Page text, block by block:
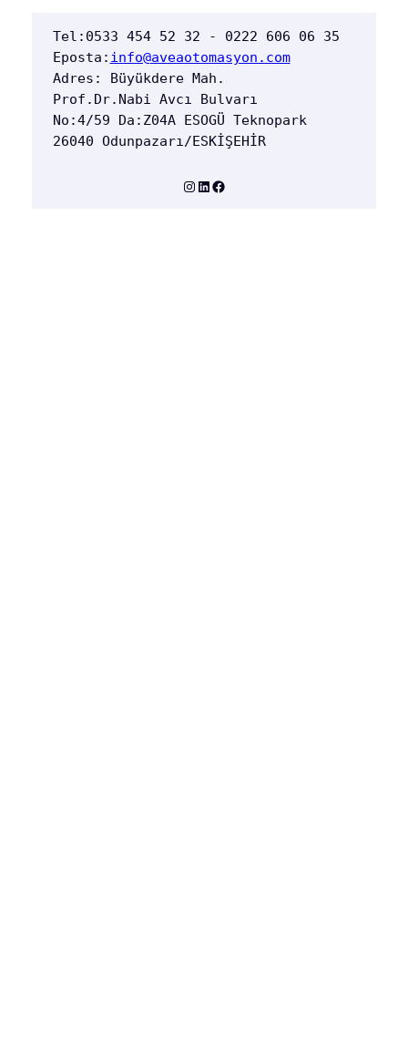
Tel:0533 454 52 32 - 0222 606 06 35
Eposta: info@aveaotomasyon.com
Adres: Büyükdere Mah.
Prof.Dr.Nabi Avcı Bulvarı
No:4/59 Da:Z04A ESOGÜ Teknopark
26040 Odunpazarı/ESKİŞEHİR
Instagram
LinkedIn
Facebook